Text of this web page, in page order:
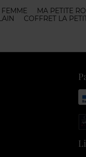
MA PETITE
COFFRET LA